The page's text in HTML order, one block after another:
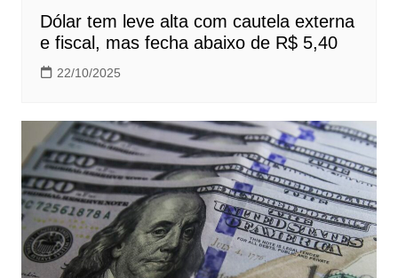
Dólar tem leve alta com cautela externa
e fiscal, mas fecha abaixo de R$ 5,40
22/10/2025